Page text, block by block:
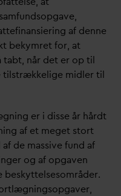
af denne
bekymret for, at
tabt, når det er op til
tilstrækkelige midler til
er i disse år hårdt
af et meget stort
de massive fund af
og af opgaven